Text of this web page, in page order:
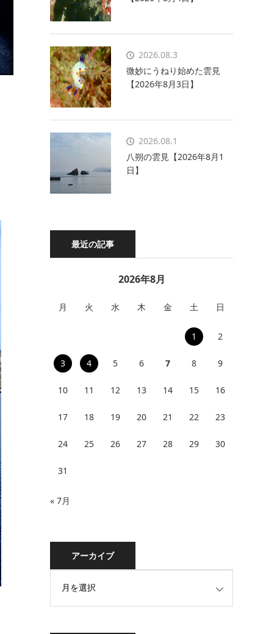
2026.08.3
微妙にうねり始めた雲見
【2026年8月3日】
2026.08.1
八朔の雲見【2026年8月1
日】
最近の記事
2026年8月
月 火 水 木 金 土 日
1 2
3 4 5 6 7 8 9
10 11 12 13 14 15 16
17 18 19 20 21 22 23
24 25 26 27 28 29 30
31
« 7月
アーカイブ